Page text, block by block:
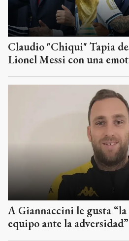
Claudio "Chiqui" Tapia
Lionel Messi con una
A Giannaccini le gusta “la
equipo ante la adversidad”